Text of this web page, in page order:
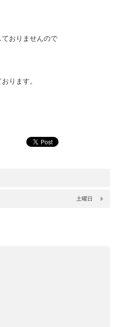
おりませんので
ります。
土曜日